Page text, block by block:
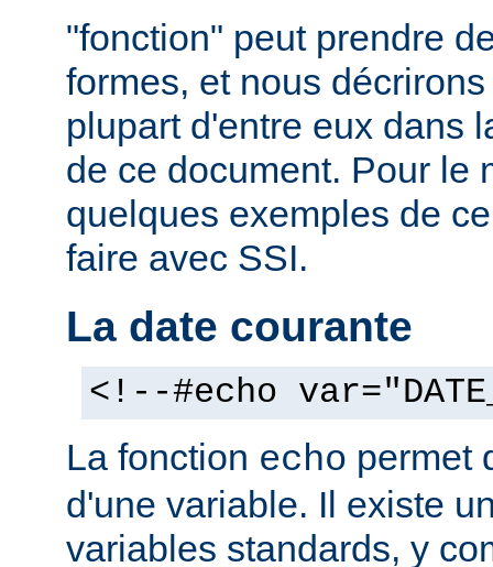
"fonction" peut prendre
formes, et nous
plupart d'entre eux dans
de ce document. Pour le
quelques exemples de
faire avec SSI.
La date courante
<!--#echo
La fonction echo permet
d'une variable. Il existe
variables standards, y